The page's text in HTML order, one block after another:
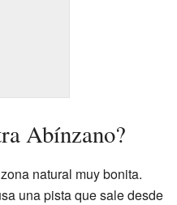
Abínzano?
natural muy bonita.
una pista que sale desde